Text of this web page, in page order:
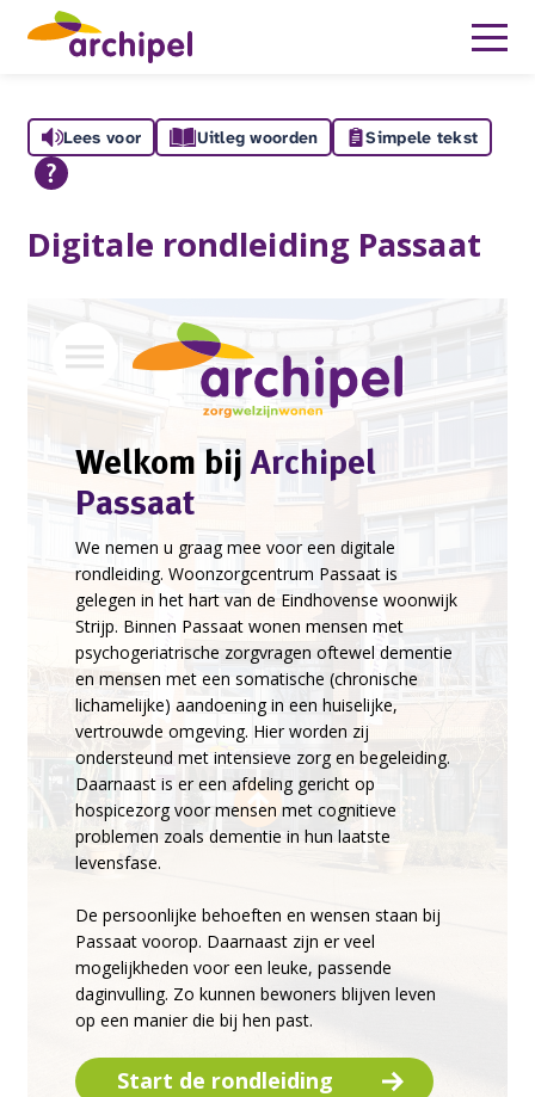
Lees voor Uitleg woorden Simpele tekst
Digitale rondleiding Passaat